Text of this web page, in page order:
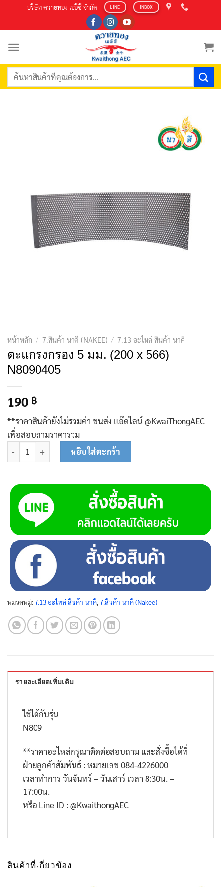
content
บริษัท ควายทอง เออีซี จำกัด LINE INBOX
ค้นหา:
หน้าหลัก / 7.สินค้า นาคี (NAKEE) / 7.13 อะไหล่ สินค้า นาคี
ตะแกรงกรอง 5 มม. (200 x 566)
N8090405
190 ฿
**ราคาสินค้ายังไม่รวมค่า ขนส่ง แอ๊ดไลน์ @KwaiThongAEC
เพื่อสอบถามราคารวม
จำนวน ตะแกรงกรอง 5 มม. (200 x 566) N8090405 ชิ้น
หยิบใส่ตะกร้า
หมวดหมู่:7.13 อะไหล่ สินค้า นาคี 7.สินค้า นาคี (Nakee)
รายละเอียดเพิ่มเติม
ใช้ได้กับรุ่น
N809
**ราคาอะไหล่กรุณาติดต่อสอบถาม และสั่งซื้อได้ที่
ฝ่ายลูกค้าสัมพันธ์ : หมายเลข 084-4226000
เวลาทำการ วันจันทร์ – วันเสาร์ เวลา 8:30น. –
17:00น.
หรือ Line ID : @KwaithongAEC
สินค้าที่เกี่ยวข้อง